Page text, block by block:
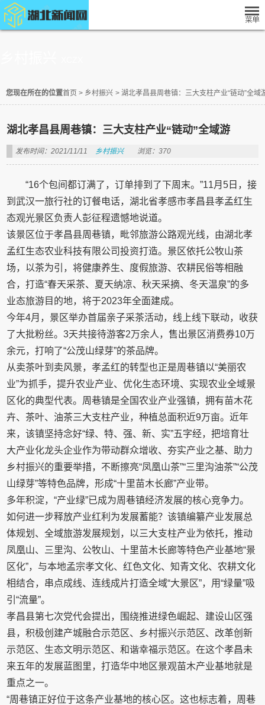
您现在所在的位置首页 > 乡村振兴 > 湖北孝昌县周巷镇：三大支柱产业“链动”全域
湖北孝昌县周巷镇：三大支柱产业“链动”全域游
发布时间：2021/11/11 乡村振兴 浏览：370
“16个包间都订满了，订单排到了下周末。”11月5日，接
到武汉一旅行社的订餐电话，湖北省孝感市孝昌县孝孟红生
态观光景区负责人彭征程遗憾地说道。
该景区位于孝昌县周巷镇，毗邻旅游公路观光线，由湖北孝
孟红生态农业科技有限公司投资打造。景区依托公牧山茶
场，以茶为引，将健康养生、度假旅游、农耕民俗等相融
合，打造“春天采茶、夏天纳凉、秋天采摘、冬天温泉”的多
业态旅游目的地，将于2023年全面建成。
今年4月，景区举办首届亲子采茶活动，线上线下联动，收获
了大批粉丝。3天共接待游客2万余人，售出景区消费券10万
余元，打响了“公茂山绿芽”的茶品牌。
从卖茶叶到卖风景，孝孟红的转型也正是周巷镇以“美丽农
业”为抓手，提升农业产业、优化生态环境、实现农业全域景
区化的典型代表。周巷镇是全国农业产业强镇，拥有苗木花
卉、茶叶、油茶三大支柱产业，种植总面积近9万亩。近年
来，该镇坚持念好“绿、特、强、新、实”五字经，把培育壮
大产业化龙头企业作为带动群众增收、夯实产业之基、助力
乡村振兴的重要举措，不断擦亮“凤凰山茶”“三里沟油茶”“公茂
山绿芽”等特色品牌，形成“十里苗木长廊”产业带。
多年积淀，“产业绿”已成为周巷镇经济发展的核心竞争力。
如何进一步释放产业红利为发展蓄能？该镇编纂产业发展总
体规划、全域旅游发展规划，以三大支柱产业为依托，推动
凤凰山、三里沟、公牧山、十里苗木长廊等特色产业基地“景
区化”，与本地孟宗孝文化、红色文化、知青文化、农耕文化
相结合，串点成线、连线成片打造全域“大景区”，用“绿量”吸
引“流量”。
孝昌县第七次党代会提出，围绕推进绿色崛起、建设山区强
县，积极创建产城融合示范区、乡村振兴示范区、改革创新
示范区、生态文明示范区、和谐幸福示范区。在这个孝昌未
来五年的发展蓝图里，打造华中地区景观苗木产业基地就是
重点之一。
“周巷镇正好位于这条产业基地的核心区。这也标志着，周巷